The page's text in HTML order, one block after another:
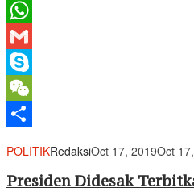
Twitter
WhatsApp
Gmail
Skype
WeChat
POLITIKRedaksiOct 17, 2019Oct
Presiden Didesak